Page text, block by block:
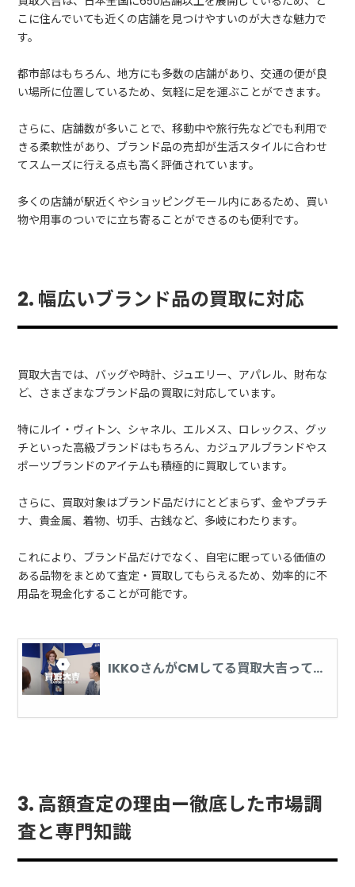
こに住んでいても近くの店舗を見つけやすいのが大きな魅力で
す。
都市部はもちろん、地方にも多数の店舗があり、交通の便が良
い場所に位置しているため、気軽に足を運ぶことができます。
さらに、店舗数が多いことで、移動中や旅行先などでも利用で
きる柔軟性があり、ブランド品の売却が生活スタイルに合わせ
てスムーズに行える点も高く評価されています。
多くの店舗が駅近くやショッピングモール内にあるため、買い
物や用事のついでに立ち寄ることができるのも便利です。
2. 幅広いブランド品の買取に対応
買取大吉では、バッグや時計、ジュエリー、アパレル、財布な
ど、さまざまなブランド品の買取に対応しています。
特にルイ・ヴィトン、シャネル、エルメス、ロレックス、グッ
チといった高級ブランドはもちろん、カジュアルブランドやス
ポーツブランドのアイテムも積極的に買取しています。
さらに、買取対象はブランド品だけにとどまらず、金やプラチ
ナ、貴金属、着物、切手、古銭など、多岐にわたります。
これにより、ブランド品だけでなく、自宅に眠っている価値の
ある品物をまとめて査定・買取してもらえるため、効率的に不
用品を現金化することが可能です。
IKKOさんがCMしてる買取大吉って
3. 高額査定の理由—徹底した市場調
査と専門知識